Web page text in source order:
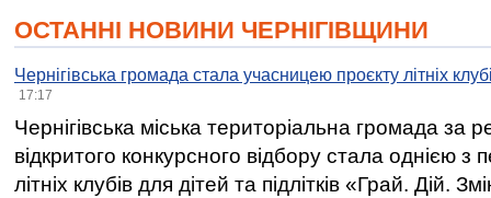
ОСТАННІ НОВИНИ ЧЕРНІГІВЩИНИ
Чернігівська громада стала учасницею проєкту літніх
17:17
Чернігівська міська територіальна громада за
відкритого конкурсного відбору стала однією
літніх клубів для дітей та підлітків «Грай. Дій.